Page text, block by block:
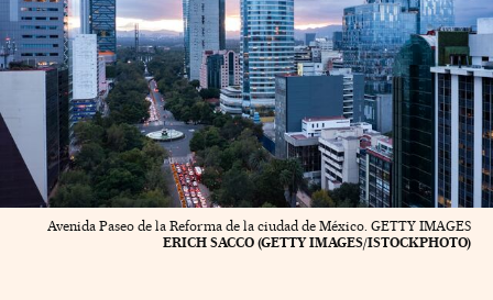
Avenida Paseo de la Reforma de la ciudad de México. GETTY IMAGES
ERICH SACCO (GETTY IMAGES/ISTOCKPHOTO)